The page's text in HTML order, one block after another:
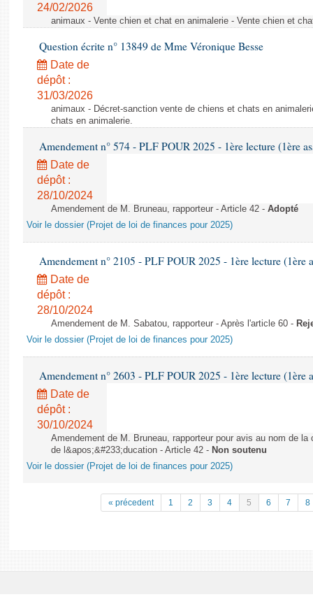
24/02/2026
animaux - Vente chien et chat en animalerie - Vente chien et
Question écrite n° 13849 de Mme Véronique Besse
Date de
dépôt :
31/03/2026
animaux - Décret-sanction vente de chiens et chats en
chats en animalerie.
Amendement n° 574 - PLF POUR 2025 - 1ère lecture (1ère
Date de
dépôt :
28/10/2024
Amendement de M. Bruneau, rapporteur - Article 42 - Adopté
Voir le dossier (Projet de loi de finances pour 2025)
Amendement n° 2105 - PLF POUR 2025 - 1ère lecture (1ère
Date de
dépôt :
28/10/2024
Amendement de M. Sabatou, rapporteur - Après l'article 60 -
Voir le dossier (Projet de loi de finances pour 2025)
Amendement n° 2603 - PLF POUR 2025 - 1ère lecture (1ère
Date de
dépôt :
30/10/2024
Amendement de M. Bruneau, rapporteur pour avis au nom de
de l&apos;&#233;ducation - Article 42 - Non soutenu
Voir le dossier (Projet de loi de finances pour 2025)
« précedent 1 2 3 4 5 6 7 8